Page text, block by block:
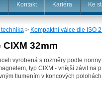
Kontakt Kariéra Ke
> Kompaktní válce dle ISO
32mm
vyrobená s rozměry podle
typ CIXM - vnější závit na
tlumením v koncových polohách